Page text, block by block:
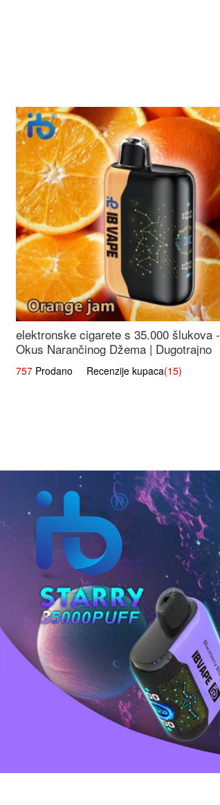
elektronske cigarete s 35.000 šlukova -
Okus Narančinog Džema | Dugotrajno
Iskustvo
757 Prodano Recenzije kupaca(15)